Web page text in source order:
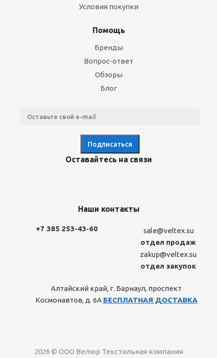
Условия покупки
Помощь
Бренды
Вопрос-ответ
Обзоры
Блог
Оставайтесь на связи
Наши контакты
+7 385 253-43-60
sale@veltex.su
отдел продаж
zakup@veltex.su
отдел закупок
Алтайский край, г. Барнаул, проспект
Космонавтов, д. 6А БЕСПЛАТНАЯ ДОСТАВКА
2026 © ООО Велюр Текстильная компания